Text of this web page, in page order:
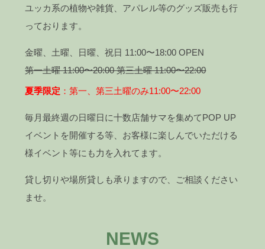
ユッカ系の植物や雑貨、アパレル等のグッズ販売も行
っております。
金曜、土曜、日曜、祝日 11:00〜18:00 OPEN
第一土曜 11:00〜20:00 第三土曜 11:00〜22:00
夏季限定 ：第一、第三土曜のみ11:00〜22:00
毎月最終週の日曜日に十数店舗サマを集めてPOP UP
イベントを開催する等、お客様に楽しんでいただける
様イベント等にも力を入れてます。
貸し切りや場所貸しも承りますので、ご相談ください
ませ。
NEWS